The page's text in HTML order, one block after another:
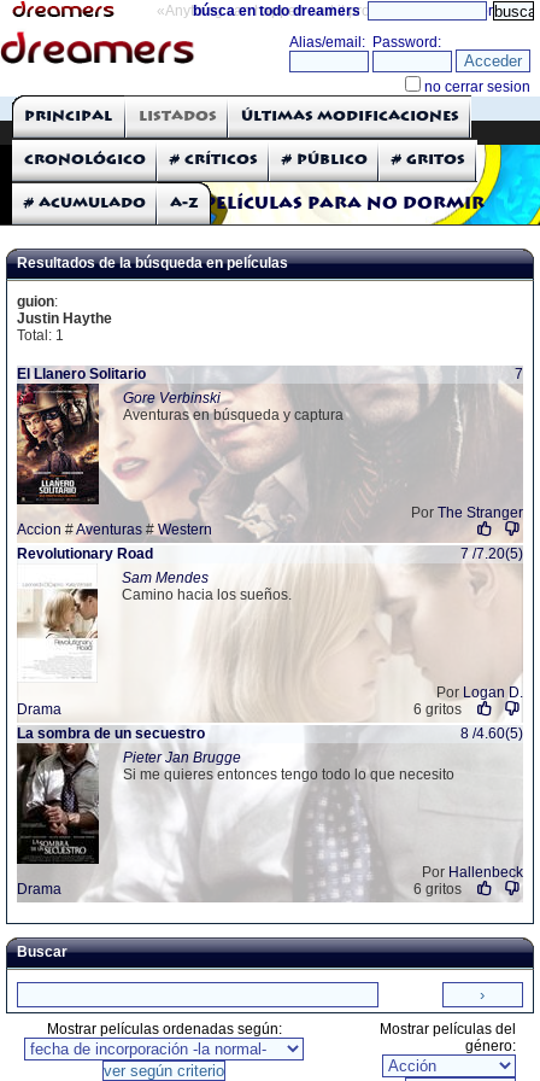
«Anything can happen and it probably will» directorio
búsca en todo dreamers
THE DREAMERS
Críticas: Películas
Películas para no dormir
Principal Listados Últimas modificaciones
Cronológico # Críticos # Público # Gritos
# Acumulado A-Z
Resultados de la búsqueda en películas
guion:
Justin Haythe
Total: 1
El Llanero Solitario
7
Gore Verbinski
Aventuras en búsqueda y captura
Por The Stranger
Accion #Aventuras # Western
Revolutionary Road
7 /7.20(5)
Sam Mendes
Camino hacia los sueños.
Por Logan D.
Drama
6 gritos
La sombra de un secuestro
8 /4.60(5)
Pieter Jan Brugge
Si me quieres entonces tengo todo lo que necesito
Por Hallenbeck
Drama
6 gritos
Buscar
Mostrar películas ordenadas según:
Mostrar películas del
género: